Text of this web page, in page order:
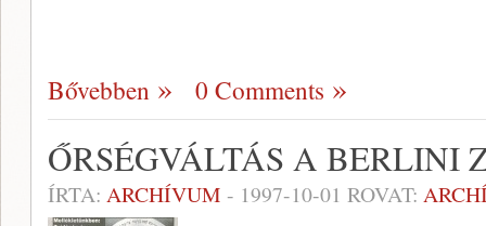
Bővebben 0 Comments
ŐRSÉGVÁLTÁS A BERLINI
ÍRTA: ARCHÍVUM - 1997-10-01 ROVAT: